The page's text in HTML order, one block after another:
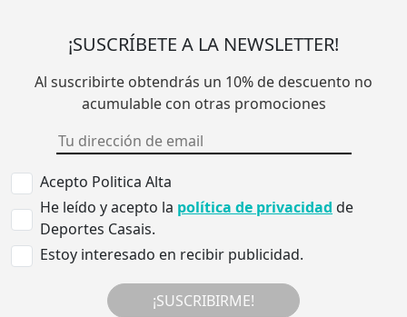
¡SUSCRÍBETE A LA NEWSLETTER!
Al suscribirte obtendrás un 10% de descuento no
acumulable con otras promociones
Acepto Politica Alta
He leído y acepto la política de privacidad de
Deportes Casais.
Estoy interesado en recibir publicidad.
¡SUSCRIBIRME!